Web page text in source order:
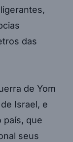
das
de Yom
Israel, e
país, que
seus